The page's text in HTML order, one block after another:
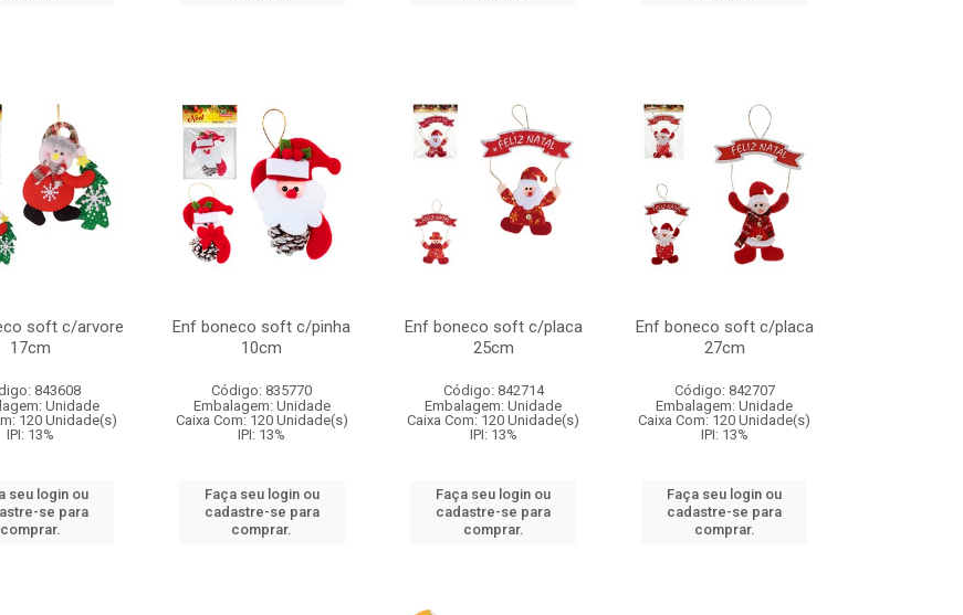
soft c/arvore
17cm
843608
Unidade
120 Unidade(s)
IPI: 13%
seu login ou
se para
comprar.
Enf boneco soft c/pinha
10cm
Código: 835770
Embalagem: Unidade
Caixa Com: 120 Unidade(s)
IPI: 13%
Faça seu login ou
cadastre-se para
comprar.
Enf boneco soft c/placa
25cm
Código: 842714
Embalagem: Unidade
Caixa Com: 120 Unidade(s)
IPI: 13%
Faça seu login ou
cadastre-se para
comprar.
Enf boneco soft c/placa
27cm
Código: 842707
Embalagem: Unidade
Caixa Com: 120 Unidade(s)
IPI: 13%
Faça seu login ou
cadastre-se para
comprar.